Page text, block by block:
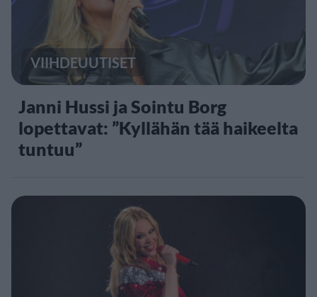
VIIHDEUUTISET
Janni Hussi ja Sointu Borg
lopettavat: ”Kyllähän tää haikeelta
tuntuu”